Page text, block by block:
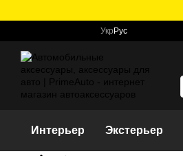
Укр Рус
Интерьер Экстерьер